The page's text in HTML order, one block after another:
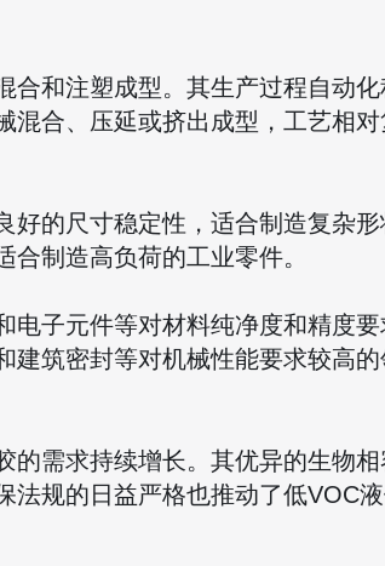
合和注塑成型。其生产过程自动
混合、压延或挤出成型，工艺相
好的尺寸稳定性，适合制造复杂
制造高负荷的工业零件。
电子元件等对材料纯净度和精度
筑密封等对机械性能要求较高的
的需求持续增长。其优异的生物
规的日益严格也推动了低VOC